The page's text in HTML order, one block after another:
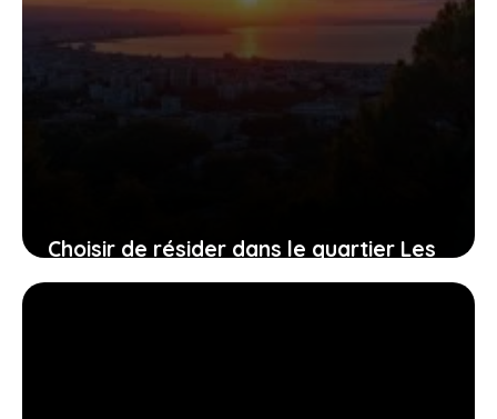
Choisir de résider dans le quartier Les
Pins à Vitrolles : ce qu’il faut savoir